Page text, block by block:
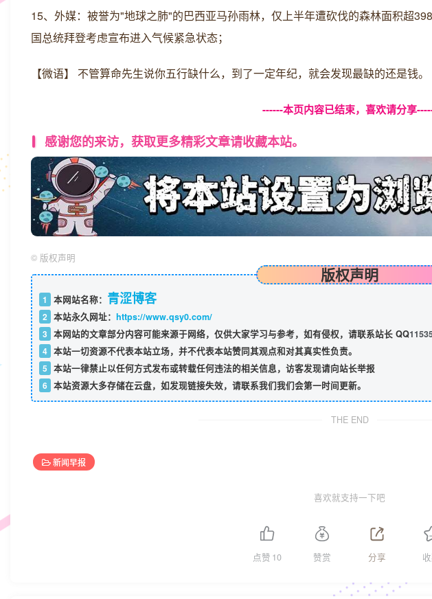
15、外媒：被誉为"地球之肺"的巴西亚马孙雨林，仅上半年遭砍伐的森林面积超
国总统拜登考虑宣布进入气候紧急状态；
【微语】 不管算命先生说你五行缺什么，到了一定年纪，就会发现最缺的还是钱。
------本页内容已结束，喜欢请分享
感谢您的来访，获取更多精彩文章请收藏本站。
© 版权声明
版权声明
1 本网站名称： 青涩博客
2 本站永久网址： https://www.qsy0.com/
3 本网站的文章部分内容可能来源于网络，仅供大家学习与参考，如有侵权，请联系站长 QQ
4 本站一切资源不代表本站立场，并不代表本站赞同其观点和对其真实性负责。
5 本站一律禁止以任何方式发布或转载任何违法的相关信息，访客发现请向站长举报
6 本站资源大多存储在云盘，如发现链接失效，请联系我们我们会第一时间更新。
THE END
新闻早报
喜欢就支持一下吧
点赞 10 赞赏 分享